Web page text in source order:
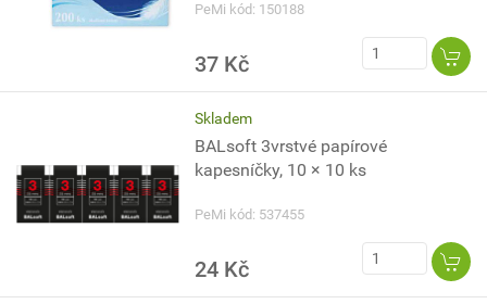
PeMi kód: 150188
37 Kč
Skladem
BALsoft 3vrstvé papírové
kapesníčky, 10 × 10 ks
PeMi kód: 537455
24 Kč